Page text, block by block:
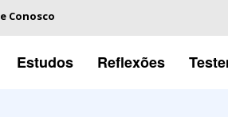
Conosco
Estudos Reflexões